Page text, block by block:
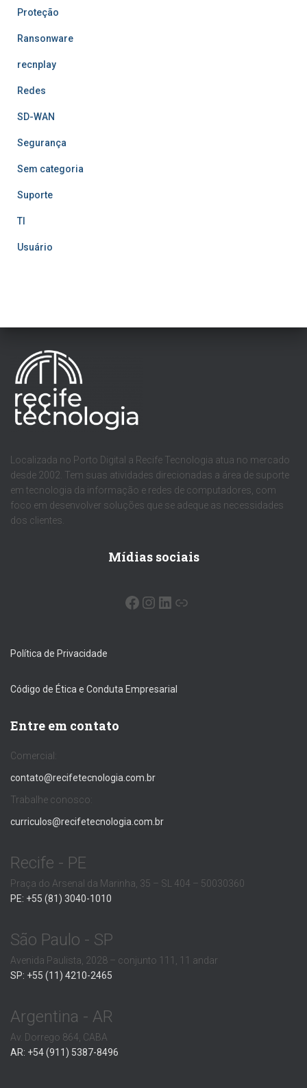
Proteção
Ransonware
recnplay
Redes
SD-WAN
Segurança
Sem categoria
Suporte
TI
Usuário
Localizada no Porto Digital a Recife Tecnologia atua no mercado
desde 2002. Tem suas atividades direcionadas a área de suporte
em tecnologia da informação e redes de computadores, com
foco em desenvolver soluções que se adeque as necessidades
dos clientes.
Mídias sociais
Política de Privacidade
Código de Ética e Conduta Empresarial
Entre em contato
Comercial:
contato@recifetecnologia.com.br
Trabalhe conosco:
curriculos@recifetecnologia.com.br
Recife - PE
Praça do Arsenal da Marinha, 35 – SL 404 – 50030360
PE: +55 (81) 3040-1010
São Paulo - SP
Avenida Paulista, 2028 – conjunto 111, 11 andar
SP: +55 (11) 4210-2465
Argentina - AR
Av. Dorrego 864, CABA
AR: +54 (911) 5387-8496